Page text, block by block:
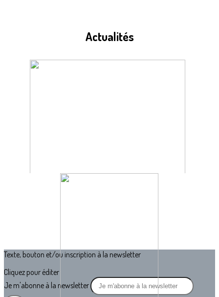
Texte, bouton et/ou inscription à la newsletter
Cliquez pour éditer
Je m'abonne à la newsletter
Actualités